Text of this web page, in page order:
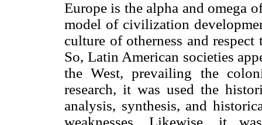
Europe is the alpha and omega
model of civilization
culture of otherness and
So, Latin American societies
the West, prevailing the
research, it was used the
analysis, synthesis, and
weaknesses. Likewise, it